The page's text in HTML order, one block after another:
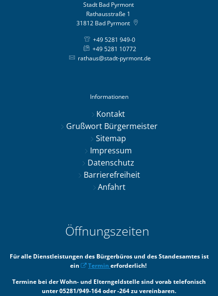
Stadt Bad Pyrmont
Rathausstraße 1
31812 Bad Pyrmont
+49 5281 949-0
+49 5281 10772
rathaus@stadt-pyrmont.de
Informationen
Kontakt
Grußwort Bürgermeister
Sitemap
Impressum
Datenschutz
Barrierefreiheit
Anfahrt
Öffnungszeiten
Für alle Dienstleistungen des Bürgerbüros und des Standesamtes ist
ein
Termin erforderlich!
Termine bei der Wohn- und Elterngeldstelle sind vorab telefonisch
unter 05281/949-164 oder -264 zu vereinbaren.